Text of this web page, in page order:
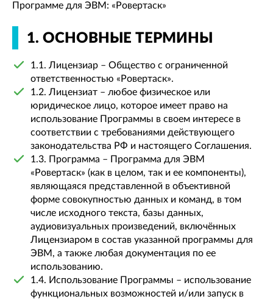
Программе для ЭВМ: «Ровертаск»
1. ОСНОВНЫЕ ТЕРМИНЫ
1.1. Лицензиар – Общество с ограниченной
ответственностью «Ровертаск».
1.2. Лицензиат – любое физическое или
юридическое лицо, которое имеет право на
использование Программы в своем интересе в
соответствии с требованиями действующего
законодательства РФ и настоящего Соглашения.
1.3. Программа – Программа для ЭВМ
«Ровертаск» (как в целом, так и ее компоненты),
являющаяся представленной в объективной
форме совокупностью данных и команд, в том
числе исходного текста, базы данных,
аудиовизуальных произведений, включённых
Лицензиаром в состав указанной программы для
ЭВМ, а также любая документация по ее
использованию.
1.4. Использование Программы – использование
функциональных возможностей и/или запуск в